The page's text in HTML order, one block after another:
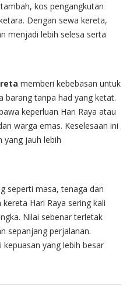
kos pengangkutan
Dengan sewa kereta,
menjadi lebih selesa serta
memberi kebebasan untuk
barang tanpa had yang ketat.
keperluan Hari Raya atau
warga emas. Keselesaan ini
yang jauh lebih
seperti masa, tenaga dan
Hari Raya sering kali
Nilai sebenar terletak
sepanjang perjalanan.
yang lebih besar